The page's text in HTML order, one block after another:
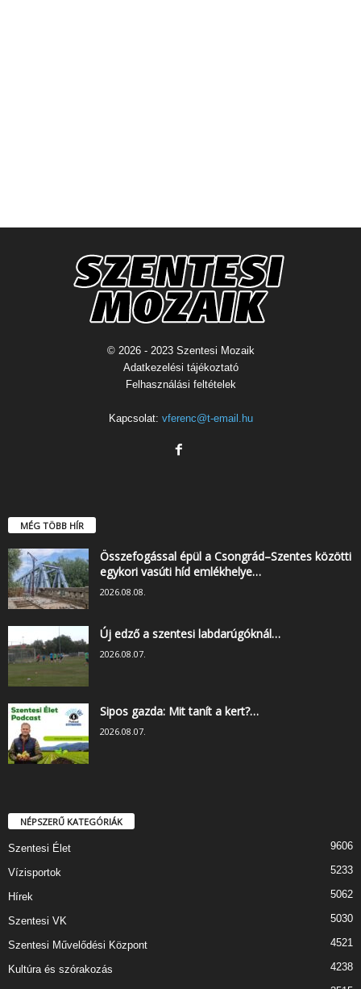
© 2026 - 2023 Szentesi Mozaik
Adatkezelési tájékoztató
Felhasználási feltételek
Kapcsolat: vferenc@t-email.hu
MÉG TÖBB HÍR
Összefogással épül a Csongrád–Szentes közötti
egykori vasúti híd emlékhelye…
2026.08.08.
Új edző a szentesi labdarúgóknál…
2026.08.07.
Sipos gazda: Mit tanít a kert?…
2026.08.07.
NÉPSZERŰ KATEGÓRIÁK
Szentesi Élet 9606
Vízisportok 5233
Hírek 5062
Szentesi VK 5030
Szentesi Művelődési Központ 4521
Kultúra és szórakozás 4238